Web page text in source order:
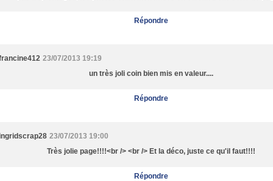
Répondre
23/07/2013 19:19
un très joli coin bien mis en valeur....
Répondre
ingridscrap28 23/07/2013 19:00
Très jolie page!!!!<br /> <br /> Et la déco, juste ce qu'il faut!!!!
Répondre